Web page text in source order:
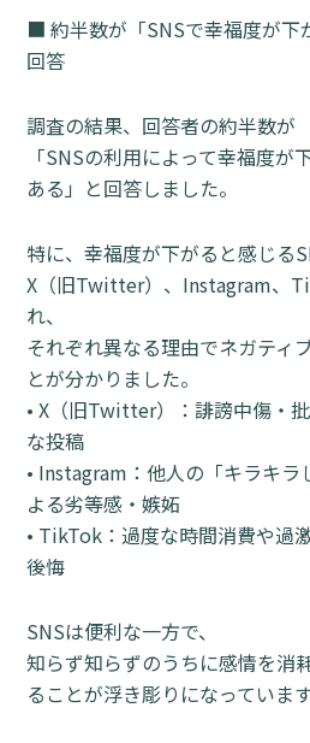
■ 約半数が「SNSで幸福度が下
回答
調査の結果、回答者の約半数が
「SNSの利用によって幸福度が
ある」と回答しました。
特に、幸福度が下がると感じる
X（旧Twitter）、Instagram、
れ、
それぞれ異なる理由でネガティ
とが分かりました。
• X（旧Twitter）：誹謗中傷・
な投稿
• Instagram：他人の「キラキラ
よる劣等感・嫉妬
• TikTok：過度な時間消費や過
後悔
SNSは便利な一方で、
知らず知らずのうちに感情を消
ることが浮き彫りになっています